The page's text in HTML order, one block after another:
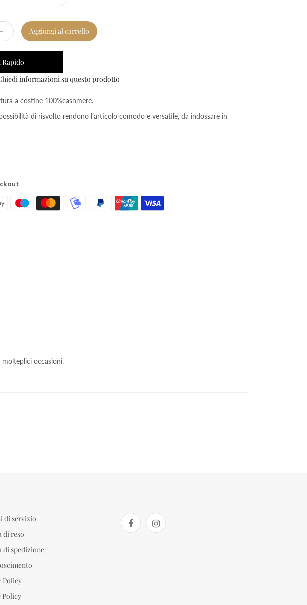
Aggiungi al carrello
informazioni su questo prodotto
a costine 100%cashmere.
di risvolto rendono l’articolo comodo e versatile, da indossare in
occasioni.
di servizio
di reso
di spedizione
Policy
Policy